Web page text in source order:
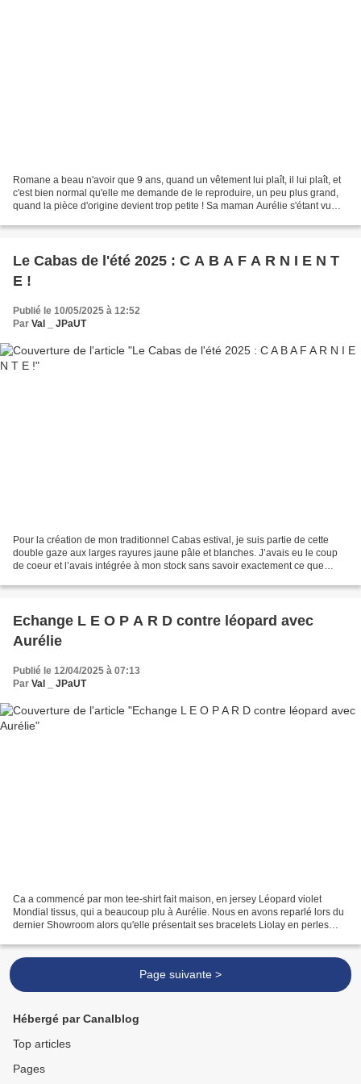
Romane a beau n'avoir que 9 ans, quand un vêtement lui plaît, il lui plaît, et
c'est bien normal qu'elle me demande de le reproduire, un peu plus grand,
quand la pièce d'origine devient trop petite ! Sa maman Aurélie s'étant vu
Le Cabas de l'été 2025 : C A B A F A R N I E N T
E !
Publié le 10/05/2025 à 12:52
Par Val _ JPaUT
Pour la création de mon traditionnel Cabas estival, je suis partie de cette
double gaze aux larges rayures jaune pâle et blanches. J’avais eu le coup
de coeur et l’avais intégrée à mon stock sans savoir exactement ce que
Echange L E O P A R D contre léopard avec
Aurélie
Publié le 12/04/2025 à 07:13
Par Val _ JPaUT
Ca a commencé par mon tee-shirt fait maison, en jersey Léopard violet
Mondial tissus, qui a beaucoup plu à Aurélie. Nous en avons reparlé lors du
dernier Showroom alors qu'elle présentait ses bracelets Liolay en perles
Page suivante >
Hébergé par Canalblog
Top articles
Pages